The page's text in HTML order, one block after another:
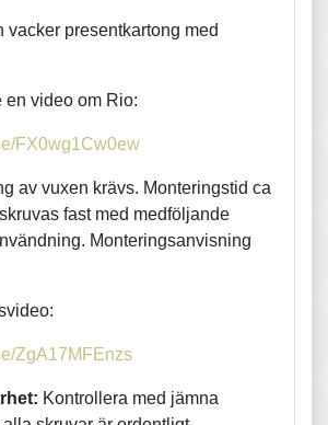
vacker presentkartong med
en video om Rio:
FX0wg1Cw0ew
av vuxen krävs. Monteringstid ca
fast med medföljande
Monteringsanvisning
ZgA17MFEnzs
Kontrollera med jämna